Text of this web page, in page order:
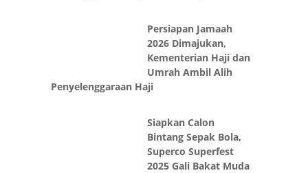
Persiapan Jamaah
2026 Dimajukan,
Kementerian Haji dan
Umrah Ambil Alih
Penyelenggaraan Haji
Siapkan Calon
Bintang Sepak Bola,
Superco Superfest
2025 Gali Bakat Muda